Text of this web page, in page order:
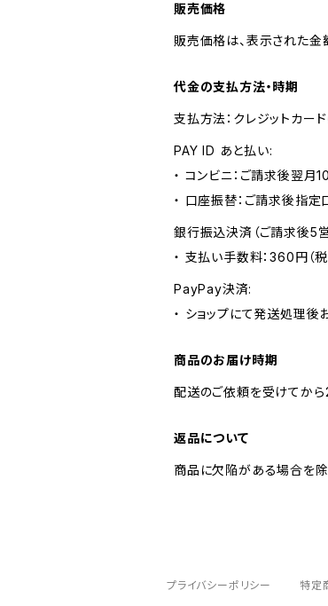
販売価格
販売価格は、表示された金
代金の支払方法・時期
支払方法：クレジットカー
PAY ID あと払い:
・ コンビニ：ご請求後翌月
・ 口座振替：ご請求後指定
銀行振込決済（ご請求後5
・ 支払い手数料：360円（税
PayPay決済:
・ ショップにて発送処理後
商品のお届け時期
配送のご依頼を受けてか
返品について
商品に欠陥がある場合を除
プライバシーポリシー 特定